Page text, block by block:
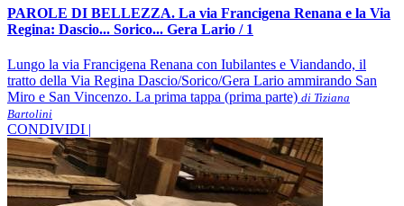
PAROLE DI BELLEZZA. La via Francigena Renana e la Via
Regina: Dascio... Sorico... Gera Lario / 1
Lungo la via Francigena Renana con Iubilantes e Viandando, il
tratto della Via Regina Dascio/Sorico/Gera Lario ammirando San
Miro e San Vincenzo. La prima tappa (prima parte) di Tiziana
Bartolini
CONDIVIDI |